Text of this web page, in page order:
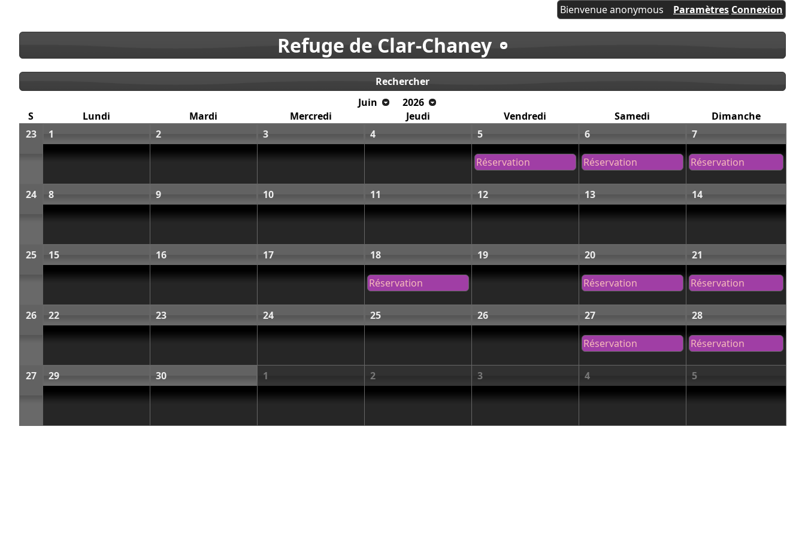
Bienvenue anonymous Paramètres Connexion
Refuge de Clar-Chaney
Rechercher
Juin
2026
S
Lundi Mardi Mercredi Jeudi Vendredi Samedi
Dimanche
23
1 2 3 4 5
Réservation
6
Réservation
7
Réservation
24 8 9 10 11 12 13 14
25 15 16 17 18
Réservation
19 20
Réservation
21
Réservation
26 22 23 24 25 26 27
Réservation
28
Réservation
27 29 30 1 2 3 4 5